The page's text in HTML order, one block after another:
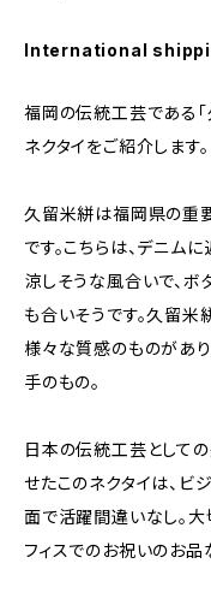
International
福岡の伝統工芸である
ネクタイをご紹介します。
久留米絣は福岡県の重
です。こちらは、デニム
涼しそうな風合いで、ボ
も合いそうです。久留
様々な質感のものがあり
手のもの。
日本の伝統工芸として
せたこのネクタイは、ビ
面で活躍間違いなし。大
フィスでのお祝いのお品